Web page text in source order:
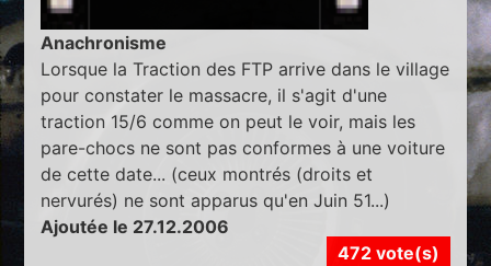
Anachronisme
Lorsque la Traction des FTP arrive dans le village
pour constater le massacre, il s'agit d'une
traction 15/6 comme on peut le voir, mais les
pare-chocs ne sont pas conformes à une voiture
de cette date... (ceux montrés (droits et
nervurés) ne sont apparus qu'en Juin 51...)
Ajoutée le 27.12.2006
472 vote(s)